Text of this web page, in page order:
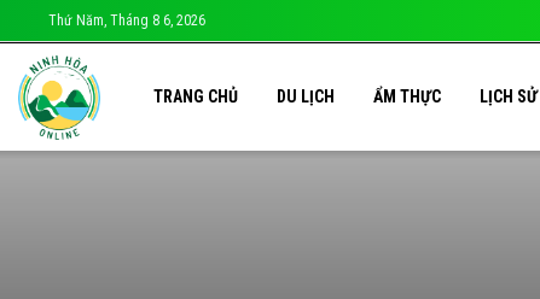
Thứ Năm, Tháng 8 6, 2026
TRANG CHỦ DU LỊCH ẨM THỰC LỊCH SỬ